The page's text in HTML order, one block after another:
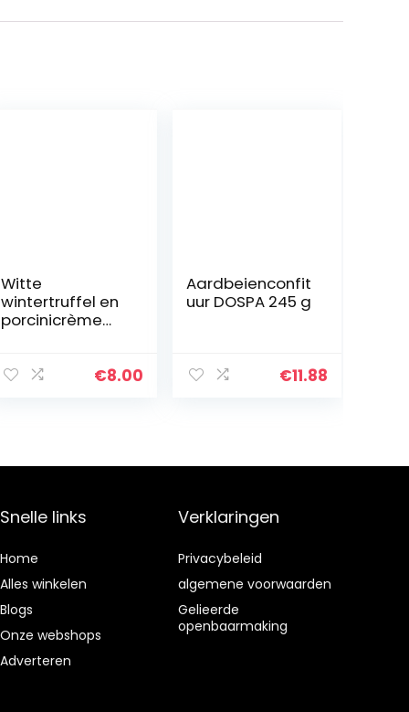
Witte
wintertruffel en
porcinicrème
italiaanse
€8.00
Aardbeienconfit
uur DOSPA 245 g
€11.88
Snelle links
Home
Alles winkelen
Blogs
Onze webshops
Adverteren
Verklaringen
Privacybeleid
algemene voorwaarden
Gelieerde
openbaarmaking